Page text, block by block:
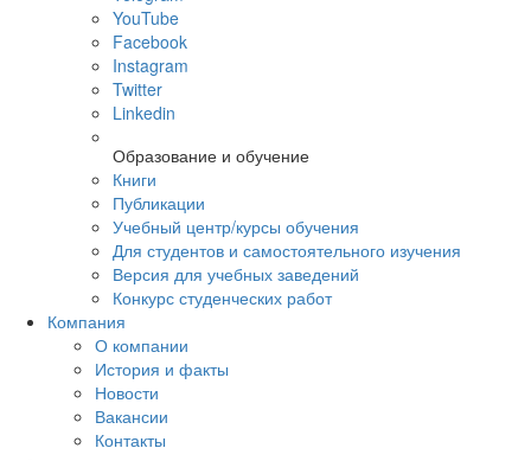
YouTube
Facebook
Instagram
Twitter
Linkedin
Образование и обучение
Книги
Публикации
Учебный центр/курсы обучения
Для студентов и самостоятельного изучения
Версия для учебных заведений
Конкурс студенческих работ
Компания
О компании
История и факты
Новости
Вакансии
Контакты